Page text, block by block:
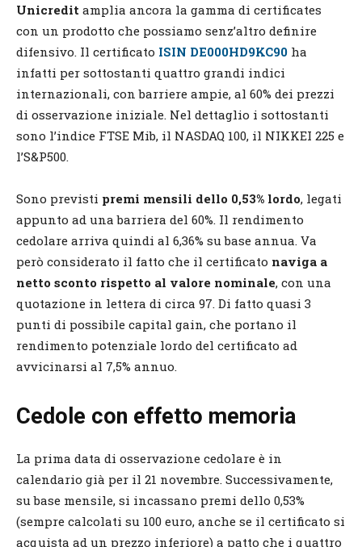
Unicredit amplia ancora la gamma di certificates
con un prodotto che possiamo senz’altro definire
difensivo. Il certificato ISIN DE000HD9KC90 ha
infatti per sottostanti quattro grandi indici
internazionali, con barriere ampie, al 60% dei prezzi
di osservazione iniziale. Nel dettaglio i sottostanti
sono l’indice FTSE Mib, il NASDAQ 100, il NIKKEI 225 e
l’S&P500.
Sono previsti premi mensili dello 0,53% lordo, legati
appunto ad una barriera del 60%. Il rendimento
cedolare arriva quindi al 6,36% su base annua. Va
però considerato il fatto che il certificato naviga a
netto sconto rispetto al valore nominale, con una
quotazione in lettera di circa 97. Di fatto quasi 3
punti di possibile capital gain, che portano il
rendimento potenziale lordo del certificato ad
avvicinarsi al 7,5% annuo.
Cedole con effetto memoria
La prima data di osservazione cedolare è in
calendario già per il 21 novembre. Successivamente,
su base mensile, si incassano premi dello 0,53%
(sempre calcolati su 100 euro, anche se il certificato si
acquista ad un prezzo inferiore) a patto che i quattro